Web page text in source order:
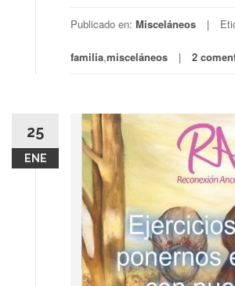
Publicado en: Misceláneos
familia,misceláneos 2
25
ENE